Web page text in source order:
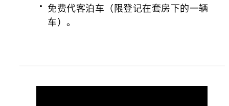
免费代客泊车（限登记在套房下的一辆
车）。